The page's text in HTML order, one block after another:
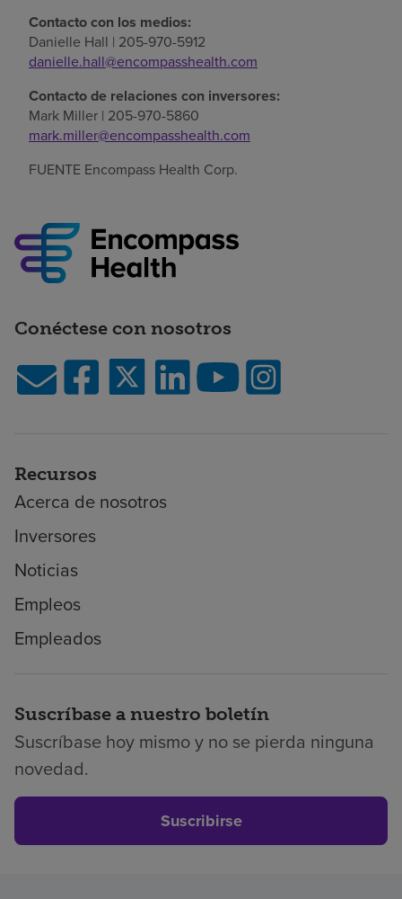
Contacto con los medios:
Danielle Hall | 205-970-5912
danielle.hall@encompasshealth.com
Contacto de relaciones con inversores:
Mark Miller | 205-970-5860
mark.miller@encompasshealth.com
FUENTE Encompass Health Corp.
Conéctese con nosotros
Recursos
Acerca de nosotros
Inversores
Noticias
Empleos
Empleados
Suscríbase a nuestro boletín
Suscríbase hoy mismo y no se pierda ninguna
novedad.
Suscribirse